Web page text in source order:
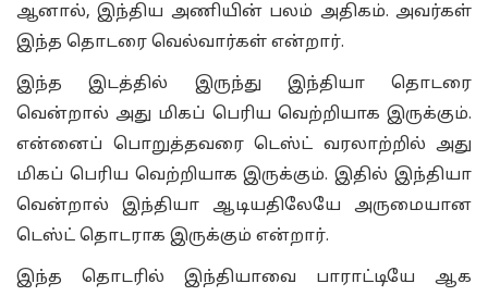
ஆனால், இந்திய அணியின் பலம் அதிகம். அவர்கள்
இந்த தொடரை வெல்வார்கள் என்றார்.
இந்த இடத்தில் இருந்து இந்தியா தொடரை
வென்றால் அது மிகப் பெரிய வெற்றியாக இருக்கும்.
என்னைப் பொறுத்தவரை டெஸ்ட் வரலாற்றில் அது
மிகப் பெரிய வெற்றியாக இருக்கும். இதில் இந்தியா
வென்றால் இந்தியா ஆடியதிலேயே அருமையான
டெஸ்ட் தொடராக இருக்கும் என்றார்.
இந்த தொடரில் இந்தியாவை பாராட்டியே ஆக